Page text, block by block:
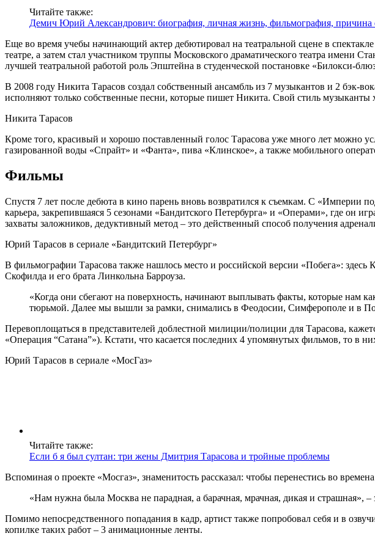
Читайте также:
Демич Юрий Александрович: биография, личная жизнь, фильмография, причина
Еще во время учебы начинающий актер дебютировал на театральной сцене в
театре, а затем стал участником труппы Московского драматического театра имени
лучшей театральной работой роль Эпштейна в студенческой постановке «Билокси-
В 2008 году Никита Тарасов создал собственный ансамбль из 7 музыкантов и 2 бэк-
исполняют только собственные песни, которые пишет Никита. Свой стиль музыканты
Никита Тарасов
Кроме того, красивый и хорошо поставленный голос Тарасова уже много лет можно
газированной воды «Спрайт» и «Фанта», пива «Клинское», а также мобильного
Фильмы
Спустя 7 лет после дебюта в кино парень вновь возвратился к съемкам. С «Империи
карьера, закрепившаяся 5 сезонами «Бандитского Петербурга» и «Операми», где он
захваты заложников, дедуктивный метод – это действенный способ получения
Юрий Тарасов в сериале «Бандитский Петербург»
В фильмографии Тарасова также нашлось место и российской версии «Побега»:
Скофилда и его брата Линкольна Барроуза.
«Когда они сбегают на поверхность, начинают выплывать факты, которые нам
тюрьмой. Далее мы вышли за рамки, снимались в Феодосии, Симферополе и в
Перевоплощаться в представителей доблестной милиции/полиции для Тарасова,
«Операция “Сатана”»). Кстати, что касается последних 4 упомянутых фильмов, то в
Юрий Тарасов в сериале «МосГаз»
Читайте также:
Если б я был султан: три жены Дмитрия Тарасова и тройные проблемы
Вспоминая о проекте «Мосгаз», знаменитость рассказал: чтобы перенестись во
«Нам нужна была Москва не парадная, а барачная, мрачная, дикая и страшная»,
Помимо непосредственного попадания в кадр, артист также попробовал себя и в
копилке таких работ – 3 анимационные ленты.